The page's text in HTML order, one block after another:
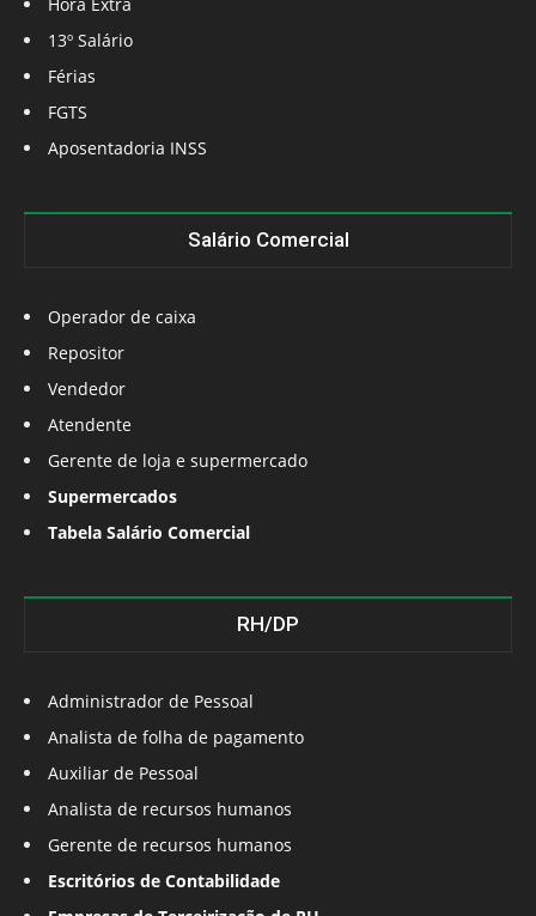
Hora Extra
13º Salário
Férias
FGTS
Aposentadoria INSS
Salário Comercial
Operador de caixa
Repositor
Vendedor
Atendente
Gerente de loja e supermercado
Supermercados
Tabela Salário Comercial
RH/DP
Administrador de Pessoal
Analista de folha de pagamento
Auxiliar de Pessoal
Analista de recursos humanos
Gerente de recursos humanos
Escritórios de Contabilidade